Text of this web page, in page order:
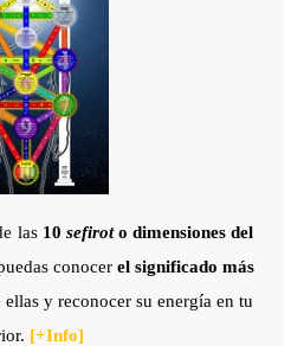
las 10sefiroto dimensiones del
conocerelsignificado más
ellas y reconocer su energía en tu
[+Info]